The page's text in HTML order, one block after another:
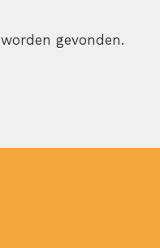
gevonden.